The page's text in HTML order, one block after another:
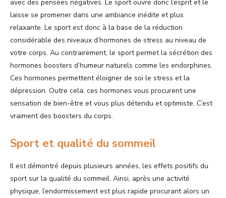
avec des pensées négatives. Le sport ouvre donc l’esprit et le
laisse se promener dans une ambiance inédite et plus
relaxante. Le sport est donc à la base de la réduction
considérable des niveaux d’hormones de stress au niveau de
votre corps. Au contrairement, le sport permet la sécrétion des
hormones boosters d’humeur naturels comme les endorphines.
Ces hormones permettent éloigner de soi le stress et la
dépression. Outre cela, ces hormones vous procurent une
sensation de bien-être et vous plus détendu et optimiste. C’est
vraiment des boosters du corps.
Sport et qualité du sommeil
Il est démontré depuis plusieurs années, les effets positifs du
sport sur la qualité du sommeil. Ainsi, après une activité
physique, l’endormissement est plus rapide procurant alors un